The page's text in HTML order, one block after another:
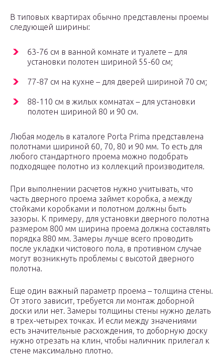
В типовых квартирах обычно представлены проемы
следующей ширины:
63-76 см в ванной комнате и туалете – для
установки полотен шириной 55-60 см;
77-87 см на кухне – для дверей шириной 70 см;
88-110 см в жилых комнатах – для установки
полотен шириной 80 и 90 см.
Любая модель в каталоге Porta Prima представлена
полотнами шириной 60, 70, 80 и 90 мм. То есть для
любого стандартного проема можно подобрать
подходящее полотно из коллекций производителя.
При выполнении расчетов нужно учитывать, что
часть дверного проема займет коробка, а между
стойками коробками и полотном должны быть
зазоры. К примеру, для установки дверного полотна
размером 800 мм ширина проема должна составлять
порядка 880 мм. Замеры лучше всего проводить
после укладки чистового пола, в противном случае
могут возникнуть проблемы с высотой дверного
полотна.
Еще один важный параметр проема – толщина стены.
От этого зависит, требуется ли монтаж доборной
доски или нет. Замеры толщины стены нужно делать
в трех-четырех точках. И если между значениями
есть значительные расхождения, то доборную доску
нужно отрезать на клин, чтобы наличник прилегал к
стене максимально плотно.